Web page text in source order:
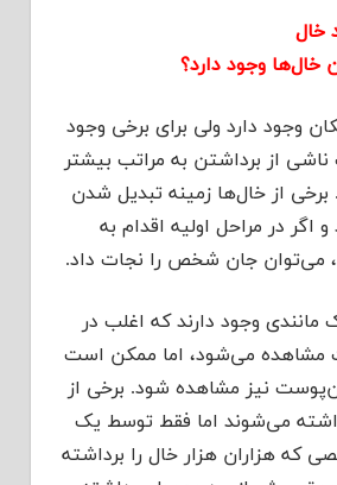
خال
خال‌ها وجود دارد؟
وجود دارد ولی برای برخی وجود
ناشی از برداشتن به مراتب بیشتر
از خال‌ها زمینه تبدیل شدن
و اگر در مراحل اولیه اقدام به
می‌توان جان شخص را نجات داد.
وجود دارند که اغلب در
مشاهده می‌شود، اما ممکن است
نیز مشاهده شود. برخی از
می‌شوند اما فقط توسط یک
هزاران هزار خال را برداشته